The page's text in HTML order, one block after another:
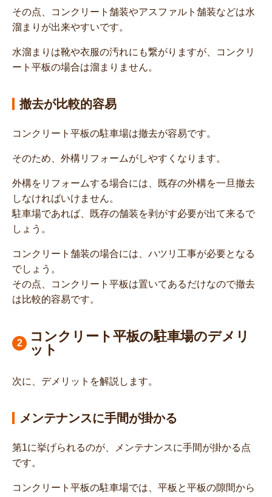
その点、コンクリート舗装やアスファルト舗装などは水
溜まりが出来やすいです。
水溜まりは靴や衣服の汚れにも繋がりますが、コンクリ
ート平板の場合は溜まりません。
撤去が比較的容易
コンクリート平板の駐車場は撤去が容易です。
そのため、外構リフォームがしやすくなります。
外構をリフォームする場合には、既存の外構を一旦撤去
しなければいけません。
駐車場であれば、既存の舗装を剥がす必要が出て来るで
しょう。
コンクリート舗装の場合には、ハツリ工事が必要となる
でしょう。
その点、コンクリート平板は置いてあるだけなので撤去
は比較的容易です。
コンクリート平板の駐車場のデメリ
ット
次に、デメリットを解説します。
メンテナンスに手間が掛かる
第1に挙げられるのが、メンテナンスに手間が掛かる点
です。
コンクリート平板の駐車場では、平板と平板の隙間から